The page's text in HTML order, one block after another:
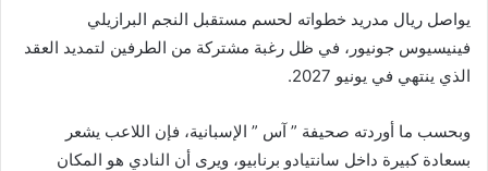
يواصل ريال مدريد خطواته لحسم مستقبل النجم البرازيلي
فينيسيوس جونيور، في ظل رغبة مشتركة من الطرفين لتمديد العقد
الذي ينتهي في يونيو 2027.
وبحسب ما أوردته صحيفة ” آس ” الإسبانية، فإن اللاعب يشعر
بسعادة كبيرة داخل سانتيادو برنابيو، ويرى أن النادي هو المكان